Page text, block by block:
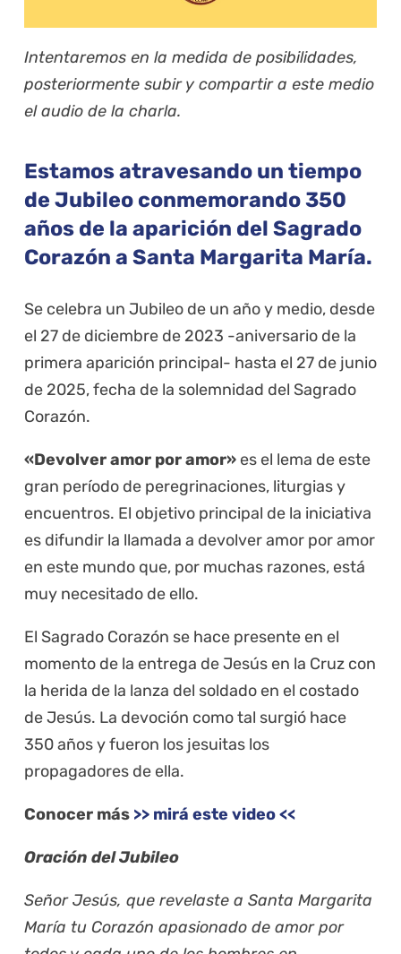
Intentaremos en la medida de posibilidades,
posteriormente subir y compartir a este medio
el audio de la charla.
Estamos atravesando un tiempo
de Jubileo conmemorando 350
años de la aparición del Sagrado
Corazón a Santa Margarita María.
Se celebra un Jubileo de un año y medio, desde
el 27 de diciembre de 2023 -aniversario de la
primera aparición principal- hasta el 27 de junio
de 2025, fecha de la solemnidad del Sagrado
Corazón.
«Devolver amor por amor» es el lema de este
gran período de peregrinaciones, liturgias y
encuentros. El objetivo principal de la iniciativa
es difundir la llamada a devolver amor por amor
en este mundo que, por muchas razones, está
muy necesitado de ello.
El Sagrado Corazón se hace presente en el
momento de la entrega de Jesús en la Cruz con
la herida de la lanza del soldado en el costado
de Jesús. La devoción como tal surgió hace
350 años y fueron los jesuitas los
propagadores de ella.
Conocer más >> mirá este video <<
Oración del Jubileo
Señor Jesús, que revelaste a Santa Margarita
María tu Corazón apasionado de amor por